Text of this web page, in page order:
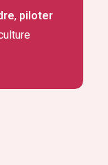
, piloter